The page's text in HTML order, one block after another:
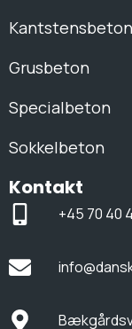
Kantstensbeton
Grusbeton
Specialbeton
Sokkelbeton
Kontakt
+45 70 40